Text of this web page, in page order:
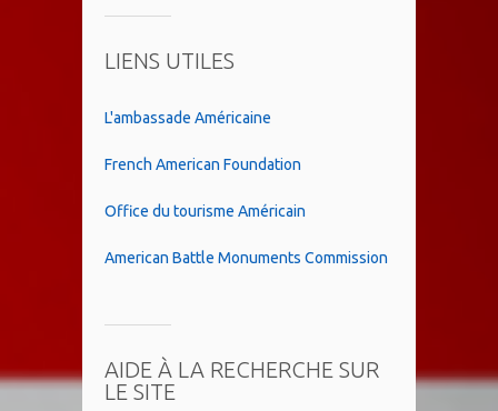
LIENS UTILES
L'ambassade Américaine
French American Foundation
Office du tourisme Américain
American Battle Monuments Commission
AIDE À LA RECHERCHE SUR
LE SITE